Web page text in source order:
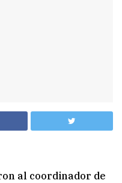
al coordinador de